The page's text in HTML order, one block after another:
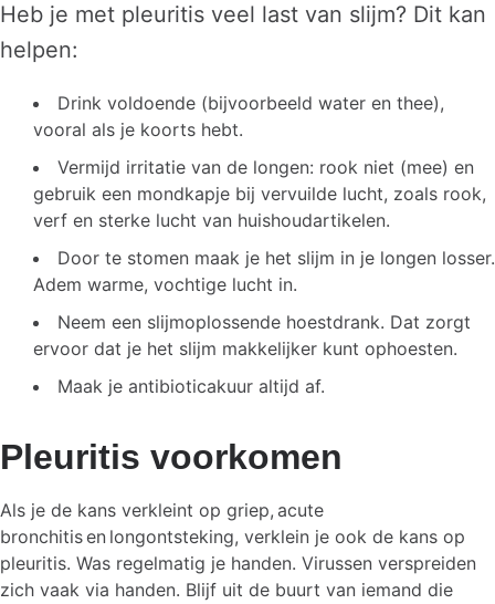
Heb je met pleuritis veel last van slijm? Dit kan
helpen:
Drink voldoende (bijvoorbeeld water en thee),
vooral als je koorts hebt.
Vermijd irritatie van de longen: rook niet (mee) en
gebruik een mondkapje bij vervuilde lucht, zoals rook,
verf en sterke lucht van huishoudartikelen.
Door te stomen maak je het slijm in je longen losser.
Adem warme, vochtige lucht in.
Neem een slijmoplossende hoestdrank. Dat zorgt
ervoor dat je het slijm makkelijker kunt ophoesten.
Maak je antibioticakuur altijd af.
Pleuritis voorkomen
Als je de kans verkleint op griep, acute
bronchitis en longontsteking, verklein je ook de kans op
pleuritis. Was regelmatig je handen. Virussen verspreiden
zich vaak via handen. Blijf uit de buurt van iemand die